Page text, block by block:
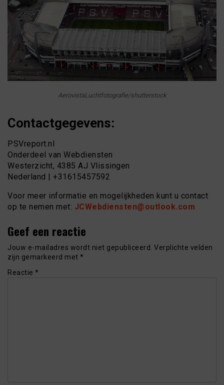
AerovistaLuchtfotografie/shutterstock
Contactgegevens:
PSVreport.nl
Onderdeel van Webdiensten
Westerzicht, 4385 AJ Vlissingen
Nederland | +31615457592
Voor meer informatie en mogelijkheden kunt u contact
op te nemen met: JCWebdiensten@outlook.com
Geef een reactie
Jouw e-mailadres wordt niet gepubliceerd. Verplichte velden
zijn gemarkeerd met *
Reactie *